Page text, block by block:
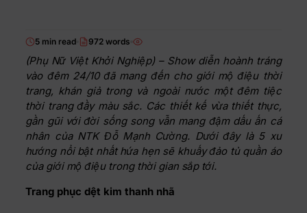
5 min read 972 words
(Phụ Nữ Việt Khởi Nghiệp) – Show diễn hoành tráng
vào đêm 24/10 đã mang đến cho giới mộ điệu thời
trang, khán giả trong và ngoài nước một đêm tiệc
thời trang đầy màu sắc. Các thiết kế vừa thiết thực,
gần gũi với đời sống song vẫn mang đậm dấu ấn cá
nhân của NTK Đỗ Mạnh Cường. Dưới đây là 5 xu
hướng nổi bật nhất hứa hẹn sẽ khuấy đảo tủ quần áo
của giới mộ điệu trong thời gian sắp tới.
Trang phục dệt kim thanh nhã